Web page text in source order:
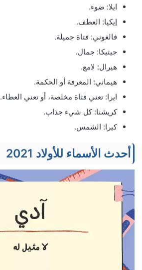
ايلا: ضوء.
إيكيا: العطف.
فالغوني: فتاة جميلة.
جيتيكا: جمال.
هيرال: لامع.
هيماني: المعرفة أو الحكمة.
ايرا: تعني فتاة مخلصة، أو تعني العطاء.
كريشنا: كل شيء جذاب.
كيرا: الشمس.
أحدث الأسماء للأولاد 2021